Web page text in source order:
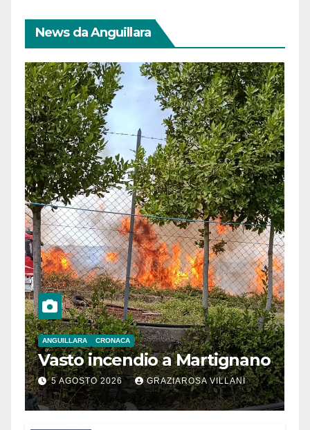
News da Anguillara
ANGUILLARA CRONACA
Vasto incendio a Martignano
5 AGOSTO 2026 GRAZIAROSA VILLANI